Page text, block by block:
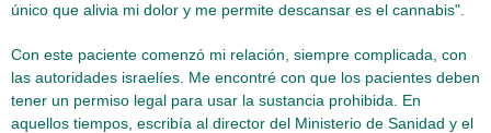
único que alivia mi dolor y me permite descansar es el cannabis".
Con este paciente comenzó mi relación, siempre complicada, con
las autoridades israelíes. Me encontré con que los pacientes deben
tener un permiso legal para usar la sustancia prohibida. En
aquellos tiempos, escribía al director del Ministerio de Sanidad y el